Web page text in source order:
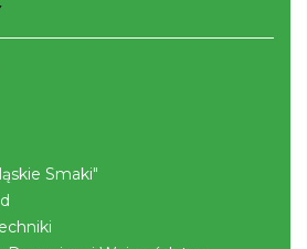
na Czantorii
Smaki"